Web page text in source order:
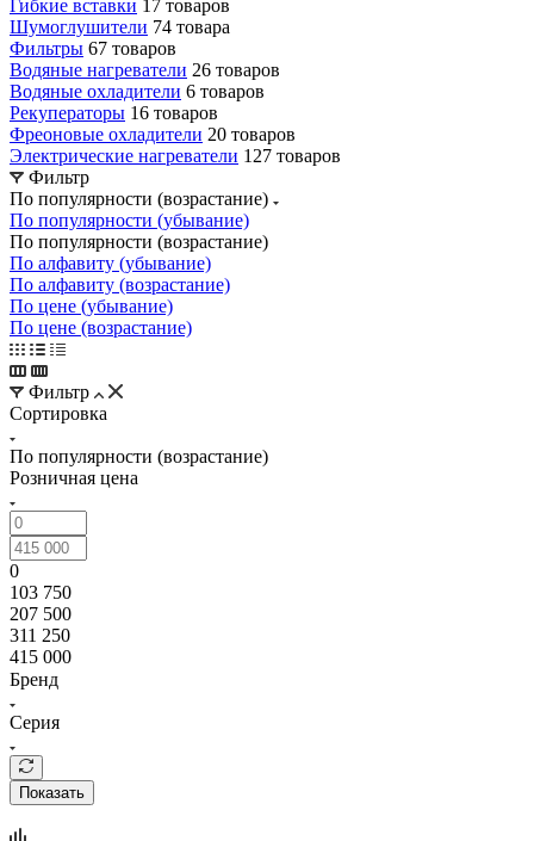
Гибкие вставки 17 товаров
Шумоглушители 74 товара
Фильтры 67 товаров
Водяные нагреватели 26 товаров
Водяные охладители 6 товаров
Рекуператоры 16 товаров
Фреоновые охладители 20 товаров
Электрические нагреватели 127 товаров
Фильтр
По популярности (возрастание)
По популярности (убывание)
По популярности (возрастание)
По алфавиту (убывание)
По алфавиту (возрастание)
По цене (убывание)
По цене (возрастание)
Фильтр
Сортировка
По популярности (возрастание)
Розничная цена
0
103 750
207 500
311 250
415 000
Бренд
Серия
Показать